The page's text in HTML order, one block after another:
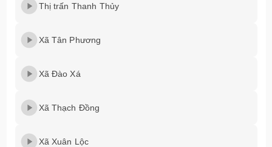
Thị trấn Thanh Thủy
Xã Tân Phương
Xã Đào Xá
Xã Thạch Đồng
Xã Xuân Lộc